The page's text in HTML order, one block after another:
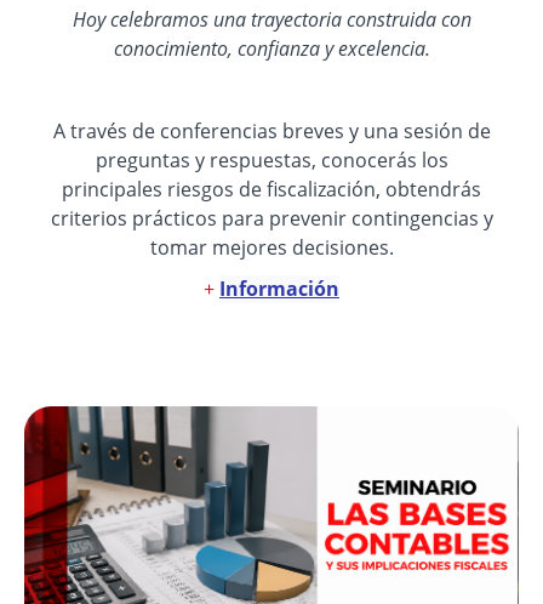
Hoy celebramos una trayectoria construida con
conocimiento, confianza y excelencia.
A través de conferencias breves y una sesión de
preguntas y respuestas, conocerás los
principales riesgos de fiscalización, obtendrás
criterios prácticos para prevenir contingencias y
tomar mejores decisiones.
+ Información